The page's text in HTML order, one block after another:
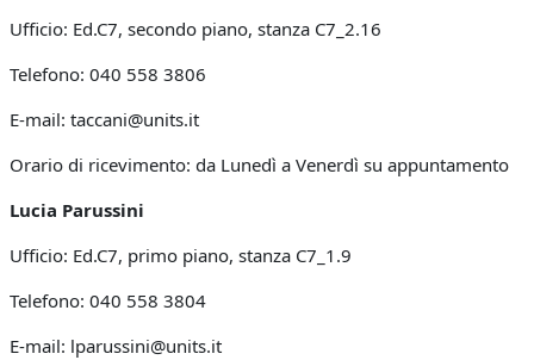
Ufficio: Ed.C7, secondo piano, stanza C7_2.16
Telefono: 040 558 3806
E-mail: taccani@units.it
Orario di ricevimento: da Lunedì a Venerdì su appuntamento
Lucia Parussini
Ufficio: Ed.C7, primo piano, stanza C7_1.9
Telefono: 040 558 3804
E-mail: lparussini@units.it